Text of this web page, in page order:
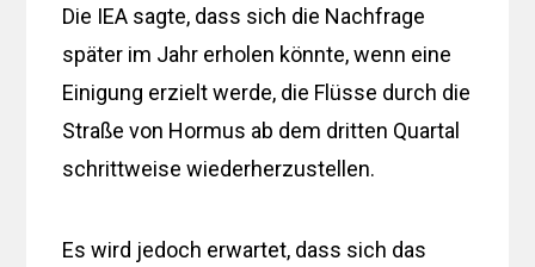
Die IEA sagte, dass sich die Nachfrage
später im Jahr erholen könnte, wenn eine
Einigung erzielt werde, die Flüsse durch die
Straße von Hormus ab dem dritten Quartal
schrittweise wiederherzustellen.
Es wird jedoch erwartet, dass sich das